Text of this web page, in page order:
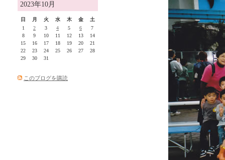
2023年10月
日 月 火 水 木 金
土
1
2 3 4 5 6
7
8
9 10 11 12 13
14
15
16 17 18 19 20
21
22
23 24 25 26 27
28
29
30 31
このブログを購読